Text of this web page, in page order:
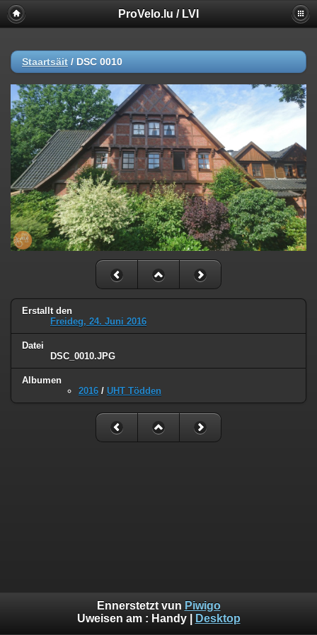
ProVelo.lu / LVI
Staartsäit / DSC 0010
Erstallt den
Freideg, 24. Juni 2016
Datei
DSC_0010.JPG
Albumen
2016 / UHT Tödden
Ennerstetzt vun Piwigo
Uweisen am : Handy| Desktop